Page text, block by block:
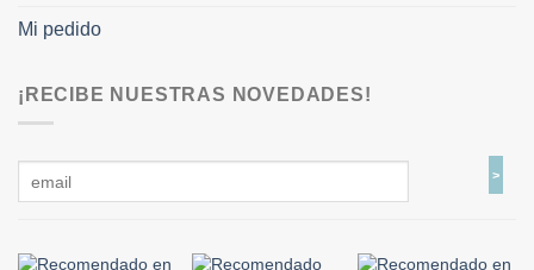
Mi pedido
¡RECIBE NUESTRAS NOVEDADES!